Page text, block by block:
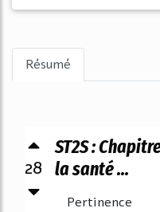
Résumé
28
ST2S :
la santé ...
Pertinence